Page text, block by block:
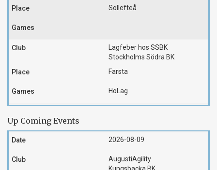
Sollefteå
Lagfeber hos SSBK
Stockholms Södra BK
Farsta
HoLag
Up Coming Events
2026-08-09
AugustiAgility